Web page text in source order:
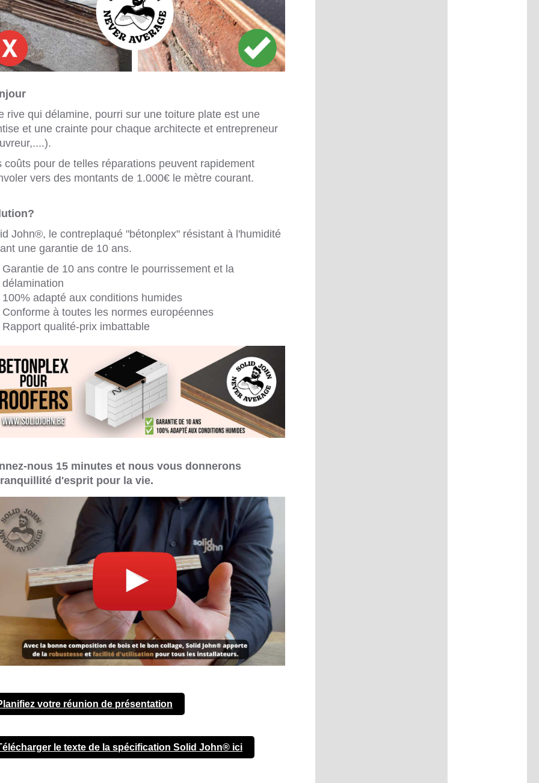
rive qui délamine, pourri sur une toiture plate est une
et une crainte pour chaque architecte et entrepreneur
coûts pour de telles réparations peuvent rapidement
vers des montants de 1.000€ le mètre courant.
John®, le contreplaqué "bétonplex" résistant à l'humidité
une garantie de 10 ans.
Garantie de 10 ans contre le pourrissement et la
délamination
100% adapté aux conditions humides
Conforme à toutes les normes européennes
Rapport qualité-prix imbattable
nous 15 minutes et nous vous donnerons
d'esprit pour la vie.
votre réunion de présentation
le texte de la spécification Solid John® ici